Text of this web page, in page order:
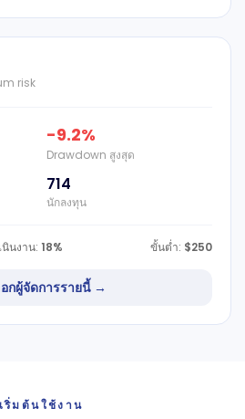
risk
-9.2%
Drawdown สูงสุด
714
นักลงทุน
นงาน: 18% ขั้นต่ำ: $250
กผู้จัดการรายนี้ →
เริ่มต้นใช้งาน